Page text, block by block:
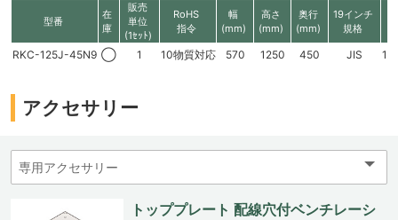
型番
在
庫
販売
単位
(1ｾｯﾄ)
RoHS
指令
幅
(mm)
高さ
(mm)
奥行
(mm)
19インチ
規格
RKC-125J-45N9 ◯ 1 10物質対応 570 1250 450 JIS
アクセサリー
トッププレート 配線穴付ベンチレーシ